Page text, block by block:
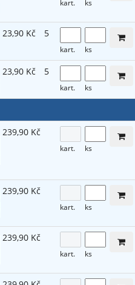
kart. ks
23,90 Kč 5
kart. ks
23,90 Kč 5
kart. ks
239,90 Kč
kart. ks
239,90 Kč
kart. ks
239,90 Kč
kart. ks